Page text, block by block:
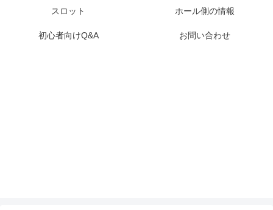
スロット ホール側の情報
初心者向けQ&A お問い合わせ